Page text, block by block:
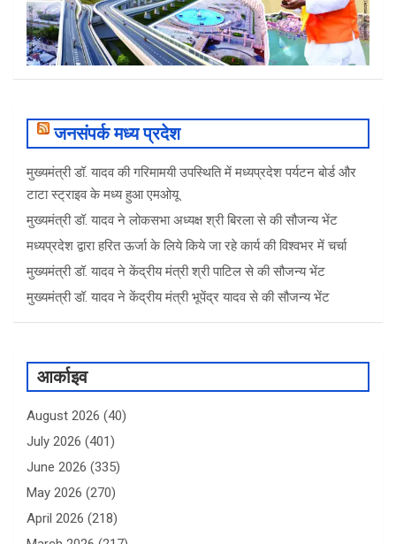
जनसंपर्क मध्य प्रदेश
मुख्यमंत्री डॉ. यादव की गरिमामयी उपस्थिति में मध्यप्रदेश पर्यटन बोर्ड और
टाटा स्ट्राइव के मध्य हुआ एमओयू
मुख्यमंत्री डॉ. यादव ने लोकसभा अध्यक्ष श्री बिरला से की सौजन्य भेंट
मध्यप्रदेश द्वारा हरित ऊर्जा के लिये किये जा रहे कार्य की विश्वभर में चर्चा
मुख्यमंत्री डॉ. यादव ने केंद्रीय मंत्री श्री पाटिल से की सौजन्य भेंट
मुख्यमंत्री डॉ. यादव ने केंद्रीय मंत्री भूपेंद्र यादव से की सौजन्य भेंट
आर्काइव
August 2026 (40)
July 2026 (401)
June 2026 (335)
May 2026 (270)
April 2026 (218)